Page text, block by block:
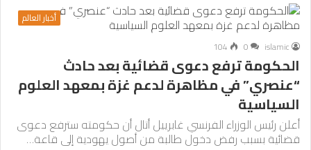
أخبار العالم
islamic
0
104
الحكومة ترفع دعوى قضائية بعد حادث
“عنصري” في مظاهرة لدعم غزة بمعهد العلوم
السياسية
أعلن رئيس الوزراء الفرنسي غابرييل أتال أن حكومته سترفع دعوى
قضائية بسبب رفض دخول طالبة من أصول يهودية إلى قاعة…